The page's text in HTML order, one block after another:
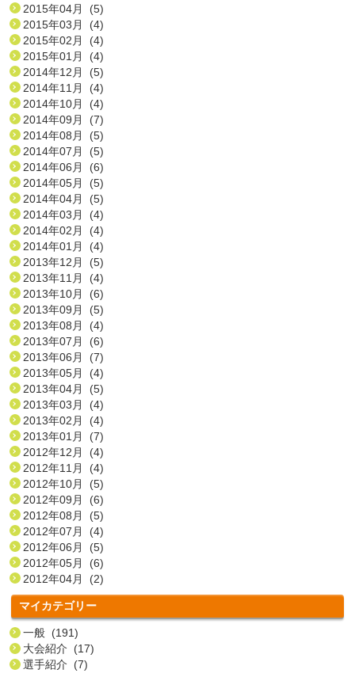
2015年04月 (5)
2015年03月 (4)
2015年02月 (4)
2015年01月 (4)
2014年12月 (5)
2014年11月 (4)
2014年10月 (4)
2014年09月 (7)
2014年08月 (5)
2014年07月 (5)
2014年06月 (6)
2014年05月 (5)
2014年04月 (5)
2014年03月 (4)
2014年02月 (4)
2014年01月 (4)
2013年12月 (5)
2013年11月 (4)
2013年10月 (6)
2013年09月 (5)
2013年08月 (4)
2013年07月 (6)
2013年06月 (7)
2013年05月 (4)
2013年04月 (5)
2013年03月 (4)
2013年02月 (4)
2013年01月 (7)
2012年12月 (4)
2012年11月 (4)
2012年10月 (5)
2012年09月 (6)
2012年08月 (5)
2012年07月 (4)
2012年06月 (5)
2012年05月 (6)
2012年04月 (2)
マイカテゴリー
一般 (191)
大会紹介 (17)
選手紹介 (7)